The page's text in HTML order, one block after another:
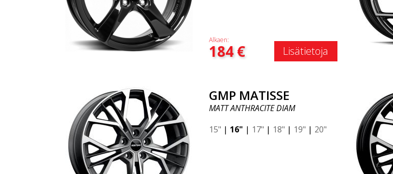
Alkaen:
184€ Lisätietoja
GMP MATISSE
MATT ANTHRACITE DIAM
15" | 16" | 17" | 18" | 19" | 20"